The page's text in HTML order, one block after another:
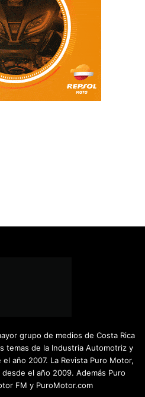
grupo de medios de Costa Rica
temas de la Industria Automotriz y
año 2007. La Revista Puro Motor,
el año 2009. Además Puro
FM y PuroMotor.com